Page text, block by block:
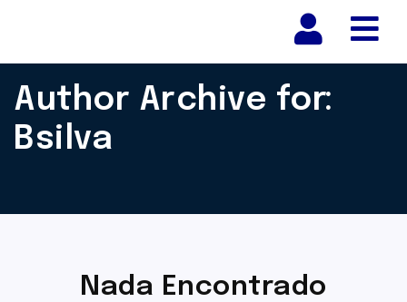
Author Archive for:
Bsilva
Nada Encontrado